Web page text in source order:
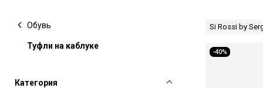
Обувь
Туфли на каблуке
Категория
Si Rossi by
-40%